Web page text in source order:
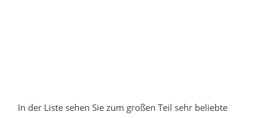
In der Liste sehen Sie zum großen Teil sehr beliebte